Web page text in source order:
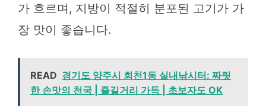
가 흐르며, 지방이 적절히 분포된 고기가 가
장 맛이 좋습니다.
READ 경기도 양주시 회천1동 실내낚시터: 짜릿
한 손맛의 천국 | 즐길거리 가득 | 초보자도 OK